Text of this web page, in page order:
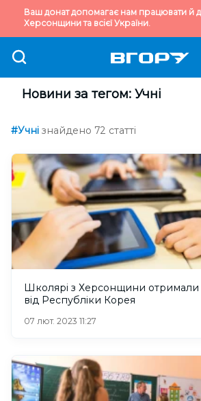
Ваш донат допомагає нам працювати й
Херсонщини та всієї України.
Новини за тегом: Учні
#Учні знайдено 72 статті
Школярі з Херсонщини отримали
від Республіки Корея
07 лют. 2023 11:27